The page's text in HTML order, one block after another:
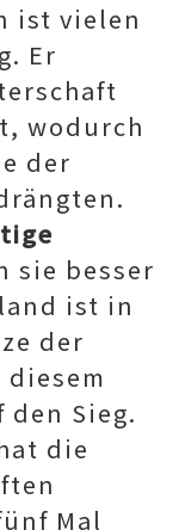
ist vielen
Er
wodurch
der
sie besser
ist in
der
Sieg.
die
Mal